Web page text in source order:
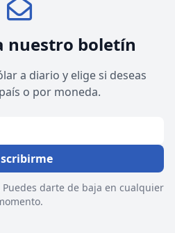
nuestro boletín
a diario y elige si deseas
o por moneda.
darte de baja en cualquier